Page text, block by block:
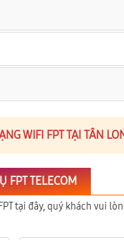
WIFI FPT TẠI TÂN
FPT TELECOM
tại đây, quý khách vui